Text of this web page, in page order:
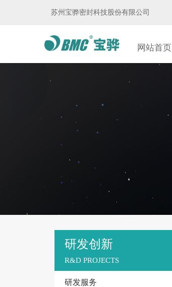
苏州宝骅密封科技股份有限公司
网站首页
研发创新
R&D PROJECTS
研发服务